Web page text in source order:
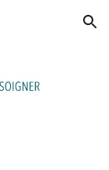
Skip to navigation